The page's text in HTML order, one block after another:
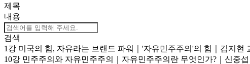
제목
내용
검색
1강 미국의 힘, 자유라는 브랜드 파워｜'자유민주주의'의 힘｜김지현
10강 민주주의와 자유민주주의｜자유민주주의란 무엇인가?｜신중